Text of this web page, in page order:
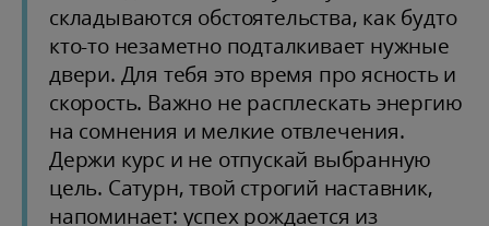
складываются обстоятельства, как будто
кто-то незаметно подталкивает нужные
двери. Для тебя это время про ясность и
скорость. Важно не расплескать энергию
на сомнения и мелкие отвлечения.
Держи курс и не отпускай выбранную
цель. Сатурн, твой строгий наставник,
напоминает: успех рождается из